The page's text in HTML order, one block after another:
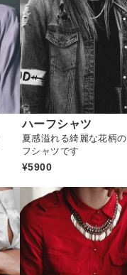
ハーフシャツ
夏感溢れる綺麗な花柄
フシャツです
¥5900